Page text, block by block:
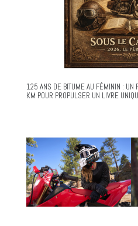
125 ANS DE BITUME AU FÉMININ :
KM POUR PROPULSER UN LIVRE